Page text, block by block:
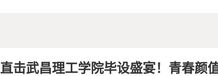
直击武昌理工学院毕设盛宴！青春颜